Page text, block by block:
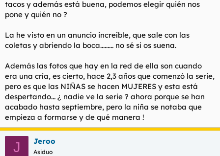
tacos y además está buena, podemos elegir quién nos
pone y quién no ?
La he visto en un anuncio increíble, que sale con las
coletas y abriendo la boca......... no sé si os suena.
Además las fotos que hay en la red de ella son cuando
era una cría, es cierto, hace 2,3 años que comenzó la serie,
pero es que las NIÑAS se hacen MUJERES y esta está
despertando... ¿ nadie ve la serie ? ahora porque se han
acabado hasta septiembre, pero la niña se notaba que
empieza a formarse y de qué manera !
J Jeroo
Asiduo